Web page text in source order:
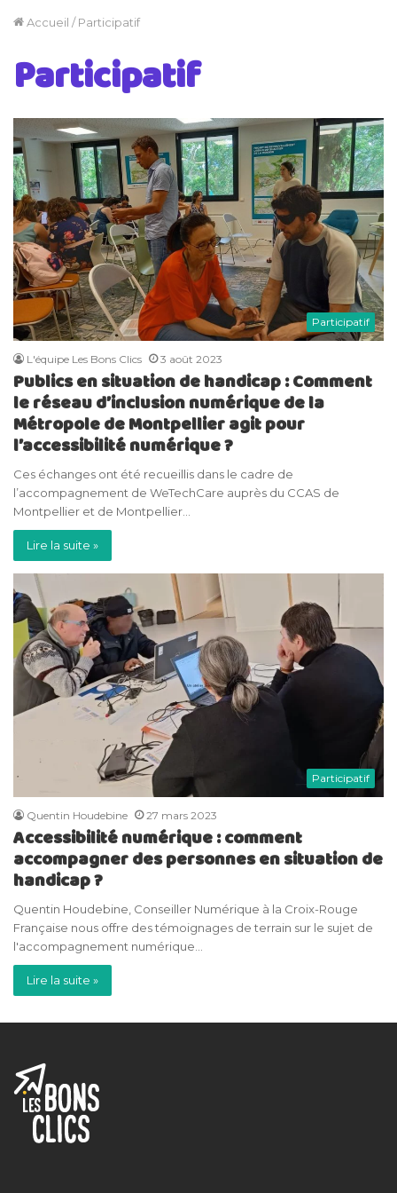
Accueil / Participatif
Participatif
Participatif
L'équipe Les Bons Clics 3 août 2023
Publics en situation de handicap : Comment
le réseau d’inclusion numérique de la
Métropole de Montpellier agit pour
l’accessibilité numérique ?
Ces échanges ont été recueillis dans le cadre de
l’accompagnement de WeTechCare auprès du CCAS de
Montpellier et de Montpellier…
Lire la suite »
Participatif
Quentin Houdebine 27 mars 2023
Accessibilité numérique : comment
accompagner des personnes en situation de
handicap ?
Quentin Houdebine, Conseiller Numérique à la Croix-Rouge
Française nous offre des témoignages de terrain sur le sujet de
l'accompagnement numérique…
Lire la suite »